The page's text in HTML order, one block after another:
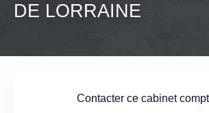
DE LORRAINE
Contacter ce cabinet